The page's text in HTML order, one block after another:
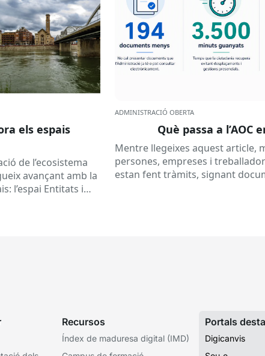
els espais
de l’ecosistema
avançant amb la
l’espai Entitats i
ADMINISTRACIÓ OBERTA
Què passa a l’AOC
Mentre llegeixes aquest article,
persones, empreses i
estan fent tràmits, signant
Recursos
Índex de maduresa digital (IMD)
Portals
Digicanvis